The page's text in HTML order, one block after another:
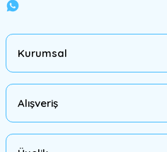
Kurumsal
Alışveriş